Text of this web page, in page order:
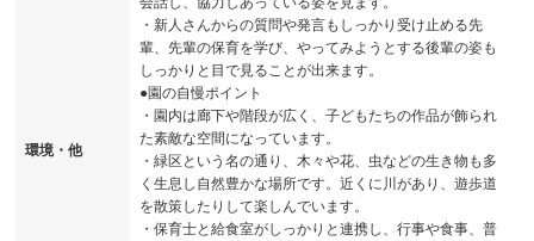
環境・他
・新人さんからの質問や発言もしっかり受け止める先
輩、先輩の保育を学び、やってみようとする後輩の姿も
しっかりと目で見ることが出来ます。
●園の自慢ポイント
・園内は廊下や階段が広く、子どもたちの作品が飾られ
た素敵な空間になっています。
・緑区という名の通り、木々や花、虫などの生き物も多
く生息し自然豊かな場所です。近くに川があり、遊歩道
を散策したりして楽しんでいます。
・保育士と給食室がしっかりと連携し、行事や食事、普